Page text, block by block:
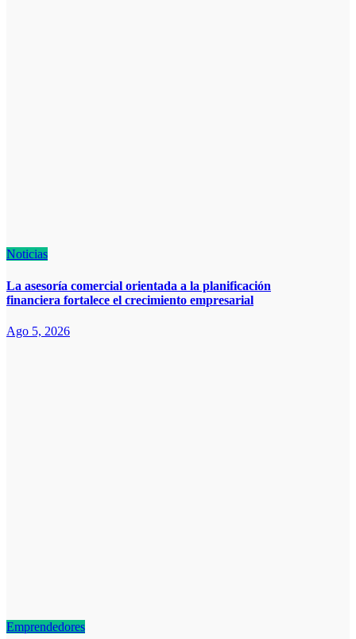
Noticias
La asesoría comercial orientada a la planificación
financiera fortalece el crecimiento empresarial
Ago 5, 2026
Emprendedores